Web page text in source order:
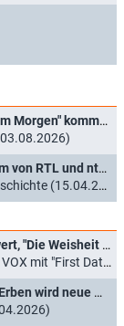
"Die ultimative Chart Show" und "Deutschland am Morgen" kommen ins Radio
"Deutschland am Morgen": Neues Frühprogramm von RTL und ntv startet schon in Kürze
(15.04.2026)
Quoten: "Kommissar Rex"-Comeback mit Bestwert, "Die Weisheit der Vielen" bricht ein
Hotel" (05.05.2026)
Von "Punkt 6/7/8" zu "Punkt 12": Angela Finger-Erben wird neue Moderatorin